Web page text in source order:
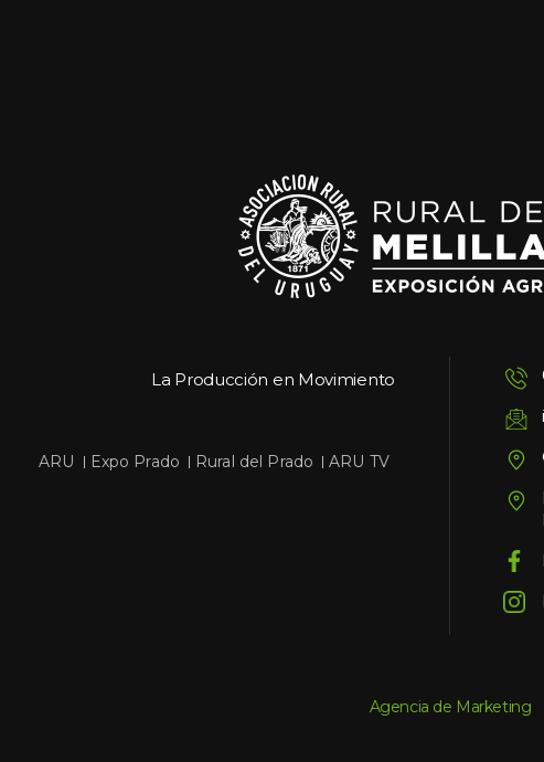
La Producción en Movimiento
ARU Expo Prado Rural del Prado ARU TV
Agencia de Marketing